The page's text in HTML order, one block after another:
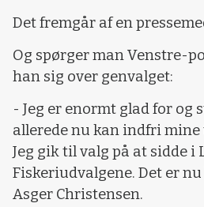
Det fremgår af en
Og spørger man Venstre-
han sig over genvalget:
- Jeg er enormt glad for og
allerede nu kan indfri
Jeg gik til valg på at sidde i
Fiskeriudvalgene. Det er
Asger Christensen.